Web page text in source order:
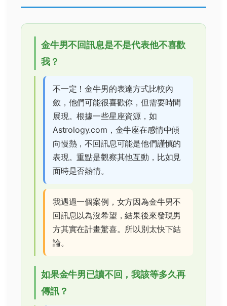
金牛男不回訊息是不是代表他不喜歡
我？
不一定！金牛男的表達方式比較內
斂，他們可能很喜歡你，但需要時間
展現。根據一些星座資源，如
Astrology.com ，金牛座在感情中傾
向慢熱，不回訊息可能是他們謹慎的
表現。重點是觀察其他互動，比如見
面時是否熱情。
我遇過一個案例，女方因為金牛男不
回訊息以為沒希望，結果後來發現男
方其實在計畫驚喜。所以別太快下結
論。
如果金牛男已讀不回，我該等多久再
傳訊？